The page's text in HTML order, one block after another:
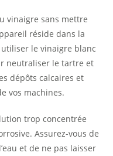
vinaigre sans mettre
réside dans la
le vinaigre blanc
neutraliser le tartre et
dépôts calcaires et
vos machines.
trop concentrée
Assurez-vous de
et de ne pas laisser